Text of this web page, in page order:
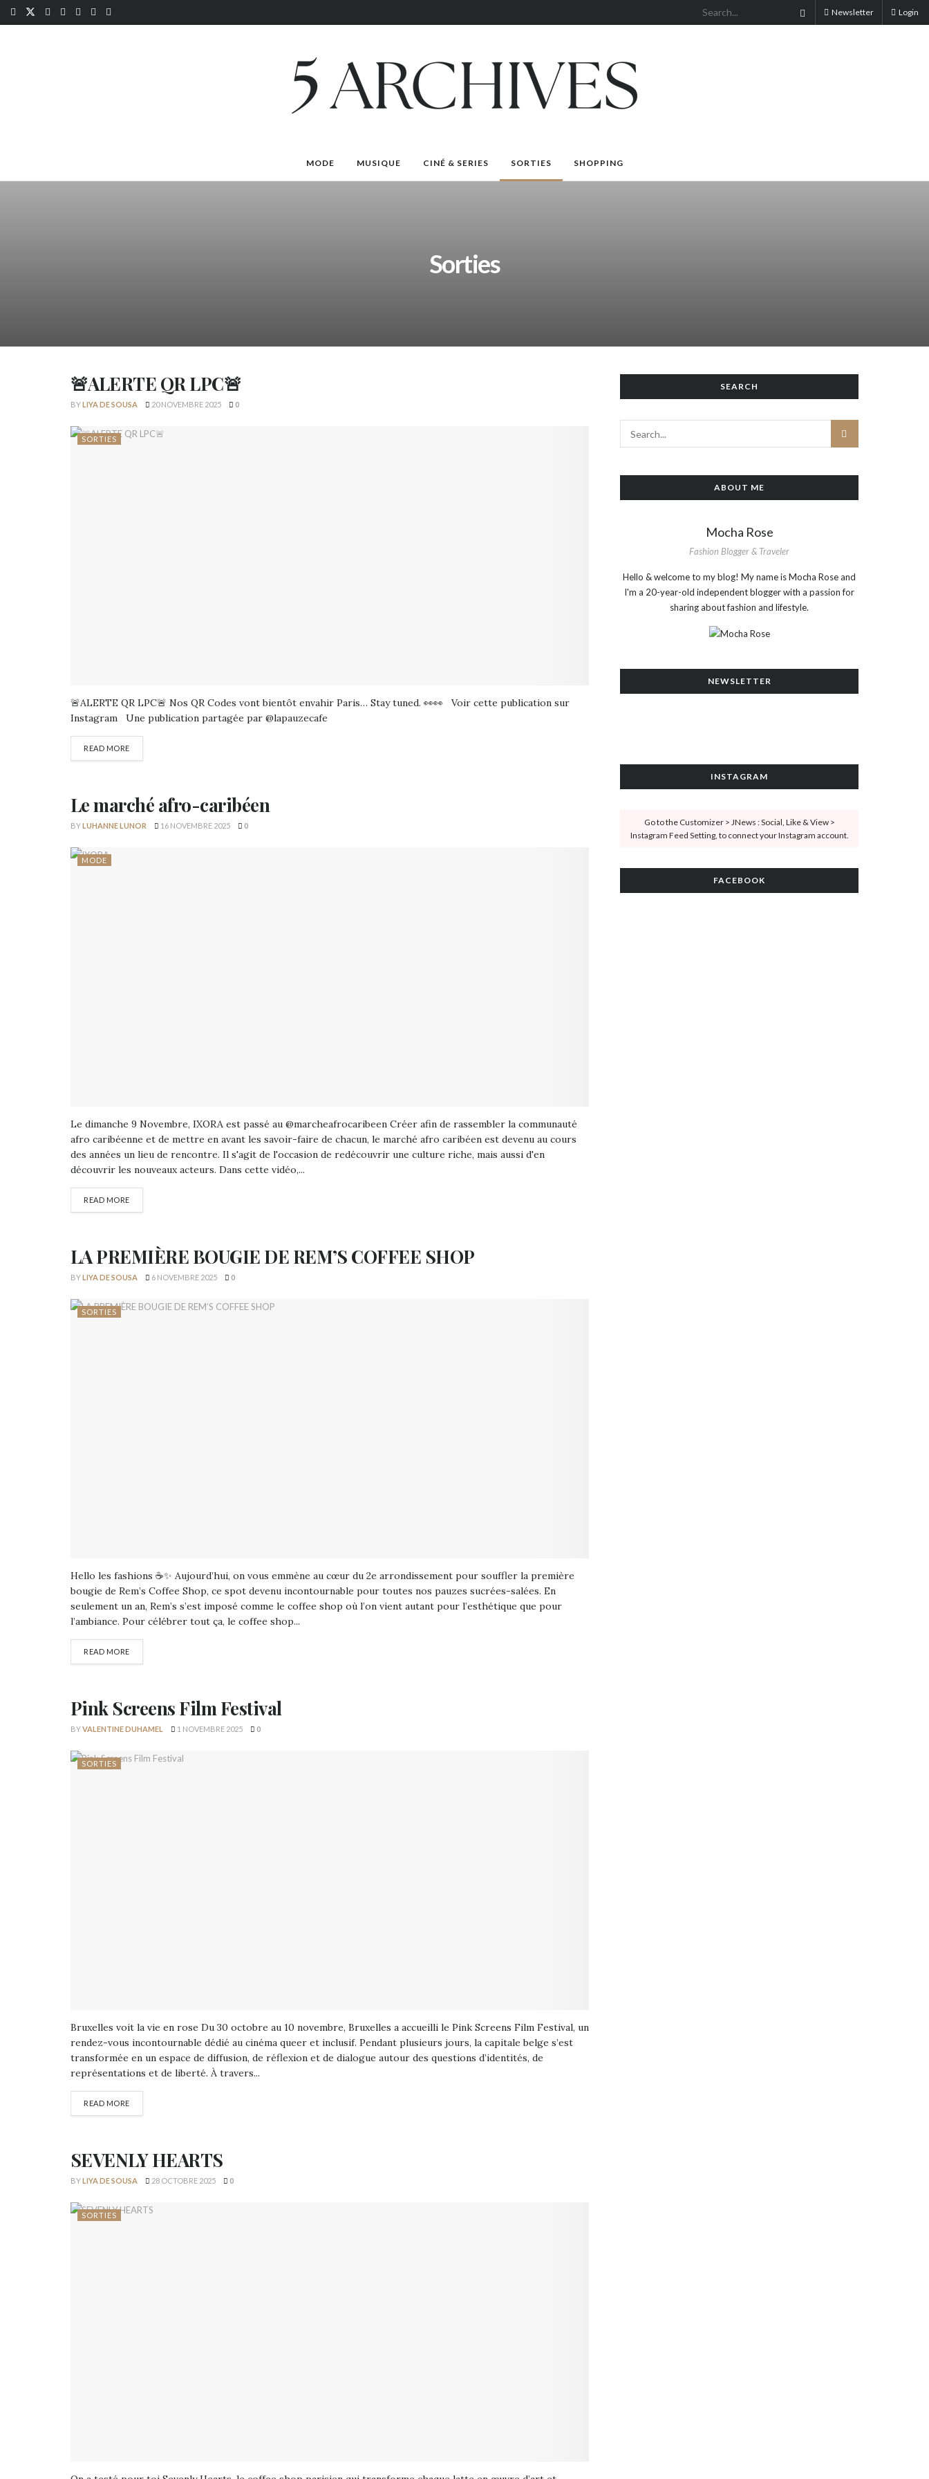
Newsletter Login
MODE MUSIQUE CINÉ & SERIES SORTIES SHOPPING
Sorties
🚨ALERTE QR LPC🚨
BYLIYA DE SOUSA 20 NOVEMBRE 2025 0
SORTIES
🚨ALERTE QR LPC🚨 Nos QR Codes vont bientôt envahir Paris… Stay tuned. 👀👀 Voir cette publication sur
Instagram Une publication partagée par @lapauzecafe
READ MORE
Le marché afro-caribéen
BYLUHANNE LUNOR 16 NOVEMBRE 2025 0
MODE
Le dimanche 9 Novembre, IXORA est passé au @marcheafrocaribeen Créer afin de rassembler la communauté
afro caribéenne et de mettre en avant les savoir-faire de chacun, le marché afro caribéen est devenu au cours
des années un lieu de rencontre. Il s'agit de l'occasion de redécouvrir une culture riche, mais aussi d'en
découvrir les nouveaux acteurs. Dans cette vidéo,...
READ MORE
LA PREMIÈRE BOUGIE DE REM’S COFFEE SHOP
BYLIYA DE SOUSA 6 NOVEMBRE 2025 0
SORTIES
Hello les fashions ☕✨ Aujourd’hui, on vous emmène au cœur du 2e arrondissement pour souffler la première
bougie de Rem’s Coffee Shop, ce spot devenu incontournable pour toutes nos pauzes sucrées-salées. En
seulement un an, Rem’s s’est imposé comme le coffee shop où l’on vient autant pour l’esthétique que pour
l’ambiance. Pour célébrer tout ça, le coffee shop...
READ MORE
Pink Screens Film Festival
BYVALENTINE DUHAMEL 1 NOVEMBRE 2025 0
SORTIES
Bruxelles voit la vie en rose Du 30 octobre au 10 novembre, Bruxelles a accueilli le Pink Screens Film Festival, un
rendez-vous incontournable dédié au cinéma queer et inclusif. Pendant plusieurs jours, la capitale belge s’est
transformée en un espace de diffusion, de réflexion et de dialogue autour des questions d’identités, de
représentations et de liberté. À travers...
READ MORE
SEVENLY HEARTS
BYLIYA DE SOUSA 28 OCTOBRE 2025 0
SORTIES
SEARCH
ABOUT ME
Mocha Rose
Fashion Blogger & Traveler
Hello & welcome to my blog! My name is Mocha Rose and
I'm a 20-year-old independent blogger with a passion for
sharing about fashion and lifestyle.
NEWSLETTER
INSTAGRAM
Go to the Customizer > JNews : Social, Like & View >
Instagram Feed Setting, to connect your Instagram account.
FACEBOOK